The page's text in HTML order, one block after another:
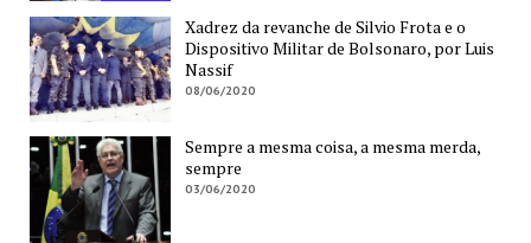
Xadrez da revanche de Silvio Frota e o
Dispositivo Militar de Bolsonaro, por Luis
Nassif
08/06/2020
Sempre a mesma coisa, a mesma merda,
sempre
03/06/2020